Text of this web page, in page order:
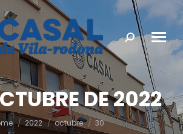
Search:
DE 2022
are here:
2022 octubre 30